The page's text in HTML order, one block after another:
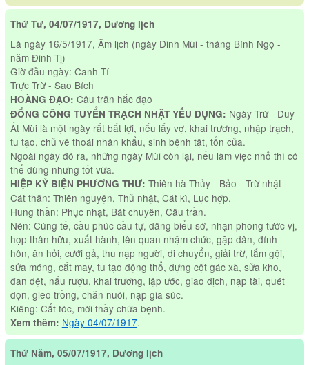
Thứ Tư, 04/07/1917, Dương lịch
Là ngày 16/5/1917, Âm lịch (ngày Đinh Mùi - tháng Bính Ngọ -
năm Đinh Tị)
Giờ đầu ngày: Canh Tí
Trực Trừ - Sao Bích
HOÀNG ĐẠO: Câu trần hắc đạo
ĐỔNG CÔNG TUYỂN TRẠCH NHẬT YẾU DỤNG: Ngày Trừ - Duy
Ất Mùi là một ngày rất bất lợi, nếu lấy vợ, khai trương, nhập trạch,
tu tạo, chủ về thoái nhân khẩu, sinh bệnh tật, tổn của.
Ngoài ngày đó ra, những ngày Mùi còn lại, nếu làm việc nhỏ thì có
thể dùng nhưng tốt vừa.
HIỆP KỶ BIỆN PHƯƠNG THƯ: Thiên hà Thủy - Bảo - Trừ nhật
Cát thần: Thiên nguyện, Thủ nhật, Cát kì, Lục hợp.
Hung thần: Phục nhật, Bát chuyên, Câu trần.
Nên: Cúng tế, cầu phúc cầu tự, dâng biểu sớ, nhận phong tước vị,
họp thân hữu, xuất hành, lên quan nhậm chức, gặp dân, đính
hôn, ăn hỏi, cưới gả, thu nạp người, di chuyển, giải trừ, tắm gội,
sửa móng, cắt may, tu tạo động thổ, dựng cột gác xà, sửa kho,
đan dệt, nấu rượu, khai trương, lập ước, giao dịch, nạp tài, quét
dọn, gieo trồng, chăn nuôi, nạp gia súc.
Kiêng: Cắt tóc, mời thầy chữa bệnh.
Xem thêm: Ngày 04/07/1917.
Thứ Năm, 05/07/1917, Dương lịch